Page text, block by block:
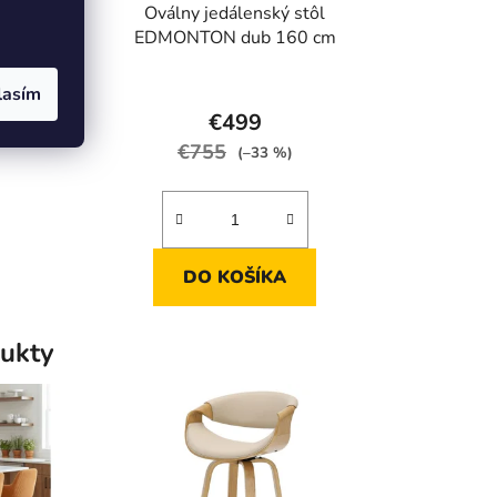
Oválny jedálenský stôl
EDMONTON dub 160 cm
hodnotenie
produktu
z
hviezdičiek.
€499
€755 (–33 %)
DO KOŠÍKA